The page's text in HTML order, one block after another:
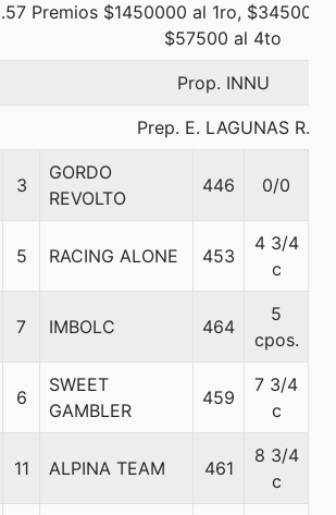
Premios $1450000 al 1ro, $345000
$57500 al 4to
Prop. INNU
Prep. E. LAGUNAS R.
3
GORDO
REVOLTO
446 0/0
5 RACING ALONE 453
4 3/4
c
7 IMBOLC 464
5
cpos.
6
SWEET
GAMBLER
459
7 3/4
c
11 ALPINA TEAM 461
8 3/4
c